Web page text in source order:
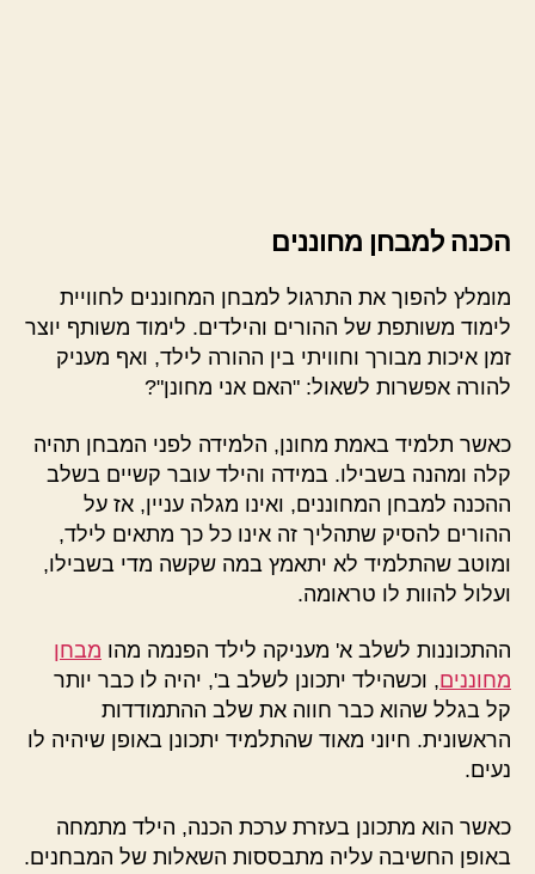
הכנה למבחן מחוננים
מומלץ להפוך את התרגול למבחן המחוננים לחוויית
לימוד משותפת של ההורים והילדים. לימוד משותף יוצר
זמן איכות מבורך וחוויתי בין ההורה לילד, ואף מעניק
להורה אפשרות לשאול: "האם אני מחונן"?
כאשר תלמיד באמת מחונן, הלמידה לפני המבחן תהיה
קלה ומהנה בשבילו. במידה והילד עובר קשיים בשלב
ההכנה למבחן המחוננים, ואינו מגלה עניין, אז על
ההורים להסיק שתהליך זה אינו כל כך מתאים לילד,
ומוטב שהתלמיד לא יתאמץ במה שקשה מדי בשבילו,
ועלול להוות לו טראומה.
ההתכוננות לשלב א' מעניקה לילד הפנמה מהו מבחן
מחוננים, וכשהילד יתכונן לשלב ב', יהיה לו כבר יותר
קל בגלל שהוא כבר חווה את שלב ההתמודדות
הראשונית. חיוני מאוד שהתלמיד יתכונן באופן שיהיה לו
נעים.
כאשר הוא מתכונן בעזרת ערכת הכנה, הילד מתמחה
באופן החשיבה עליה מתבססות השאלות של המבחנים.